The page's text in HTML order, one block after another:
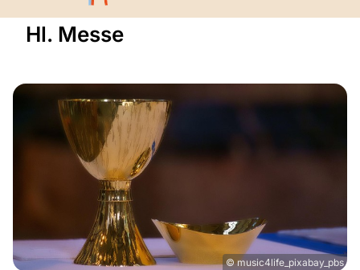
Hl. Messe
© music4life_pixabay_pbs